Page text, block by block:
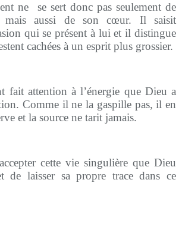
ne
se sert donc pas seulement de
mais aussi de son cœur. Il saisit
qui se présent à lui et il distingue
cachées à un esprit plus grossier.
fait attention à l’énergie que Dieu a
Comme il ne la gaspille pas, il en
et la source ne tarit jamais.
cette vie singulière que Dieu
de laisser sa propre trace dans ce